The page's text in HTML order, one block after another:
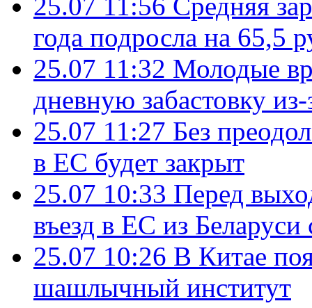
года подросла на 65,5
25.07 11:32 Молодые
дневную забастовку
25.07 11:27 Без
в ЕС будет закрыт
25.07 10:33 Перед
въезд в ЕС из Беларуси
25.07 10:26 В Китае
шашлычный институт